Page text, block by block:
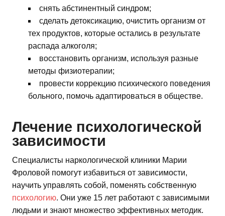
снять абстинентный синдром;
сделать детоксикацию, очистить организм от
тех продуктов, которые остались в результате
распада алкоголя;
восстановить организм, используя разные
методы физиотерапии;
провести коррекцию психического поведения
больного, помочь адаптироваться в обществе.
Лечение психологической
зависимости
Специалисты наркологической клиники Марии
Фроловой помогут избавиться от зависимости,
научить управлять собой, поменять собственную
психологию. Они уже 15 лет работают с зависимыми
людьми и знают множество эффективных методик.